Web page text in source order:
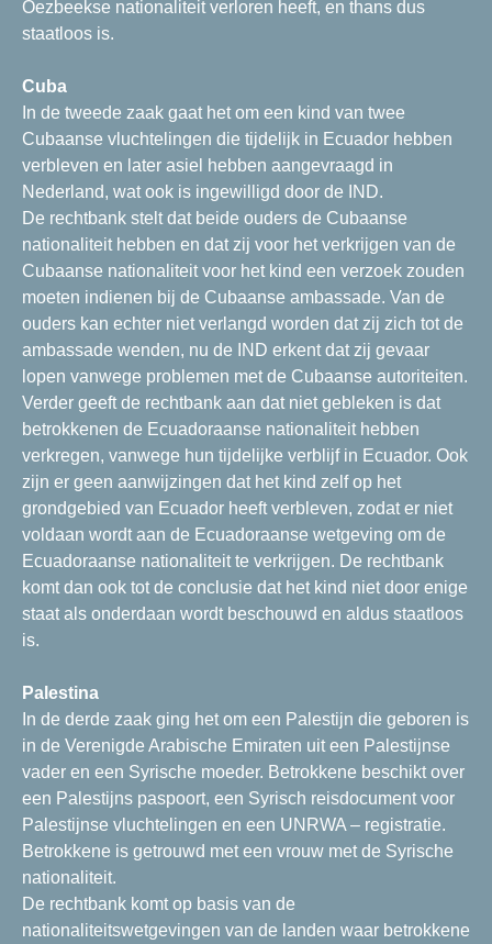
Oezbeekse nationaliteit verloren heeft, en thans dus
staatloos is.
Cuba
In de tweede zaak gaat het om een kind van twee
Cubaanse vluchtelingen die tijdelijk in Ecuador hebben
verbleven en later asiel hebben aangevraagd in
Nederland, wat ook is ingewilligd door de IND.
De rechtbank stelt dat beide ouders de Cubaanse
nationaliteit hebben en dat zij voor het verkrijgen van de
Cubaanse nationaliteit voor het kind een verzoek zouden
moeten indienen bij de Cubaanse ambassade. Van de
ouders kan echter niet verlangd worden dat zij zich tot de
ambassade wenden, nu de IND erkent dat zij gevaar
lopen vanwege problemen met de Cubaanse autoriteiten.
Verder geeft de rechtbank aan dat niet gebleken is dat
betrokkenen de Ecuadoraanse nationaliteit hebben
verkregen, vanwege hun tijdelijke verblijf in Ecuador. Ook
zijn er geen aanwijzingen dat het kind zelf op het
grondgebied van Ecuador heeft verbleven, zodat er niet
voldaan wordt aan de Ecuadoraanse wetgeving om de
Ecuadoraanse nationaliteit te verkrijgen. De rechtbank
komt dan ook tot de conclusie dat het kind niet door enige
staat als onderdaan wordt beschouwd en aldus staatloos
is.
Palestina
In de derde zaak ging het om een Palestijn die geboren is
in de Verenigde Arabische Emiraten uit een Palestijnse
vader en een Syrische moeder. Betrokkene beschikt over
een Palestijns paspoort, een Syrisch reisdocument voor
Palestijnse vluchtelingen en een UNRWA – registratie.
Betrokkene is getrouwd met een vrouw met de Syrische
nationaliteit.
De rechtbank komt op basis van de
nationaliteitswetgevingen van de landen waar betrokkene